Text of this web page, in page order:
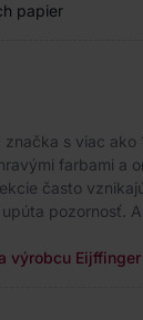
papier
značka s viac
farbami a
často
pozornosť.
výrobcu Eijffinger